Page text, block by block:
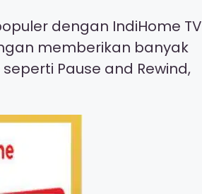
dengan IndiHome TV
memberikan banyak
Pause and Rewind,